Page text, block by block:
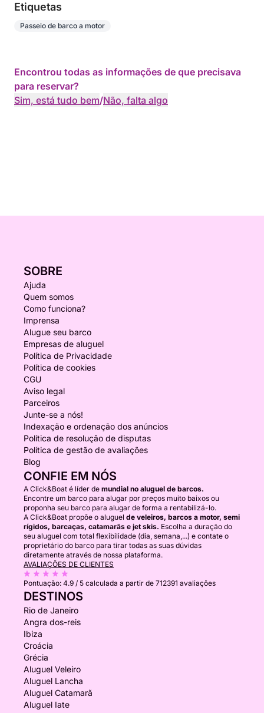
Etiquetas
Passeio de barco a motor
Encontrou todas as informações de que precisava
para reservar?
Sim, está tudo bem/Não, falta algo
SOBRE
Ajuda
Quem somos
Como funciona?
Imprensa
Alugue seu barco
Empresas de aluguel
Política de Privacidade
Política de cookies
CGU
Aviso legal
Parceiros
Junte-se a nós!
Indexação e ordenação dos anúncios
Política de resolução de disputas
Política de gestão de avaliações
Blog
CONFIE EM NÓS
A Click&Boat é líder de mundial no aluguel de barcos.
Encontre um barco para alugar por preços muito baixos ou
proponha seu barco para alugar de forma a rentabilizá-lo.
A Click&Boat propõe o aluguel de veleiros, barcos a motor, semi
rígidos, barcaças, catamarãs e jet skis. Escolha a duração do
seu aluguel com total flexibilidade (dia, semana,...) e contate o
proprietário do barco para tirar todas as suas dúvidas
diretamente através de nossa plataforma.
AVALIAÇÕES DE CLIENTES
Pontuação: 4.9 / 5 calculada a partir de 712391 avaliações
DESTINOS
Rio de Janeiro
Angra dos-reis
Ibiza
Croácia
Grécia
Aluguel Veleiro
Aluguel Lancha
Aluguel Catamarã
Aluguel Iate